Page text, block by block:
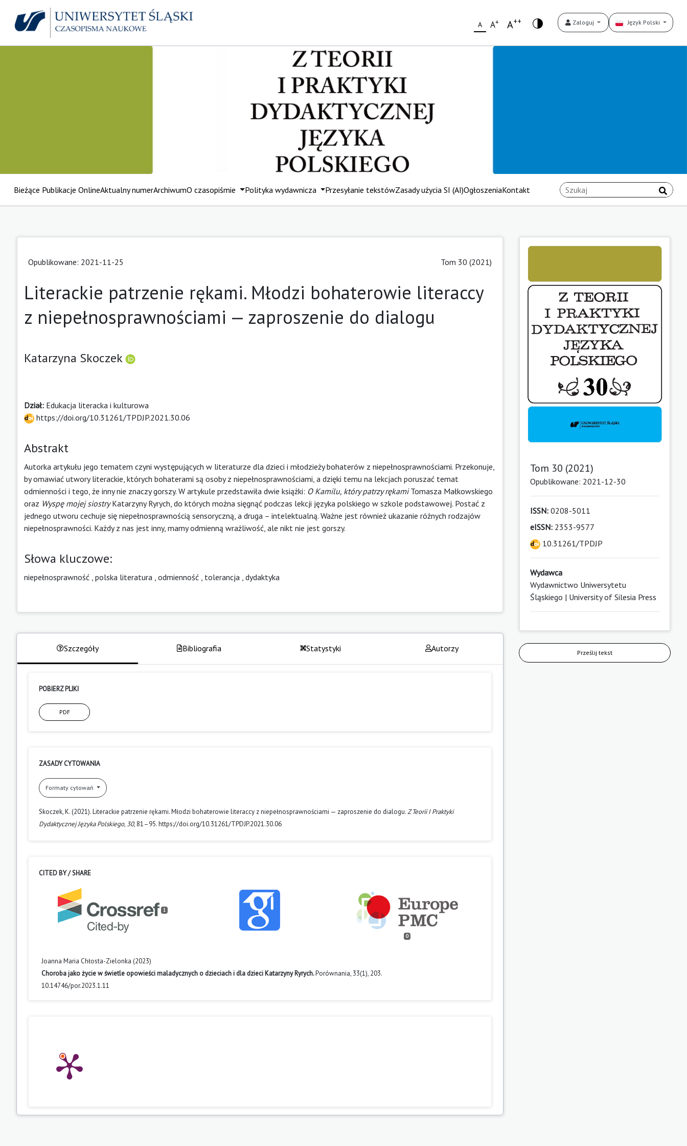
A A+ A++ Zaloguj Język Polski
Bieżące Publikacje OnlineAktualny numerArchiwumO czasopiśmie Polityka wydawnicza Przesyłanie tekstówZasady użycia SI (AI)OgłoszeniaKontakt
Opublikowane: 2021-11-25 Tom 30 (2021)
Literackie patrzenie rękami. Młodzi bohaterowie literaccy
z niepełnosprawnościami — zaproszenie do dialogu
Katarzyna Skoczek
Dział: Edukacja literacka i kulturowa
https://doi.org/10.31261/TPDJP.2021.30.06
Abstrakt
Autorka artykułu jego tematem czyni występujących w literaturze dla dzieci i młodzieży bohaterów z niepełnosprawnościami. Przekonuje,
by omawiać utwory literackie, których bohaterami są osoby z niepełnosprawnościami, a dzięki temu na lekcjach poruszać temat
odmienności i tego, że inny nie znaczy gorszy. W artykule przedstawiła dwie książki: O Kamilu, który patrzy rękamiTomasza Małkowskiego
oraz Wyspę mojej siostryKatarzyny Ryrych, do których można sięgnąć podczas lekcji języka polskiego w szkole podstawowej. Postać z
jednego utworu cechuje się niepełnosprawnością sensoryczną, a druga – intelektualną. Ważne jest również ukazanie różnych rodzajów
niepełnosprawności. Każdy z nas jest inny, mamy odmienną wrażliwość, ale nikt nie jest gorszy.
Słowa kluczowe:
niepełnosprawność polska literatura odmienność tolerancja dydaktyka
Szczegóły Bibliografia Statystyki Autorzy
POBIERZ PLIKI
PDF
ZASADY CYTOWANIA
Formaty cytowań
Skoczek, K. (2021). Literackie patrzenie rękami. Młodzi bohaterowie literaccy z niepełnosprawnościami — zaproszenie do dialogu.Z Teorii I Praktyki
Dydaktycznej Języka Polskiego, 30, 81–95. https://doi.org/10.31261/TPDJP.2021.30.06
CITED BY / SHARE
1
0
Joanna Maria Chłosta-Zielonka (2023)
Choroba jako życie w świetle opowieści maladycznych o dzieciach i dla dzieci Katarzyny Ryrych.Porównania, 33(1), 203.
10.14746/por.2023.1.11
Tom 30 (2021)
Opublikowane: 2021-12-30
ISSN:0208-5011
eISSN:2353-9577
10.31261/TPDJP
Wydawca
Wydawnictwo Uniwersytetu
Śląskiego | University of Silesia Press
Prześlij tekst